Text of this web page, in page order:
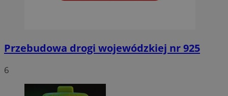
Przebudowa drogi wojewódzkiej nr 925
6